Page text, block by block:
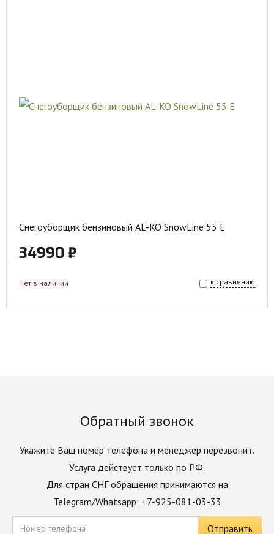
Снегоуборщик бензиновый AL-KO SnowLine 55 E
34990 ₽
к сравнению
Нет в наличии
Обратный звонок
Укажите Ваш номер телефона и менеджер перезвонит.
Услуга действует только по РФ.
Для стран СНГ обращения принимаются на
Telegram/Whatsapp: +7-925-081-03-33